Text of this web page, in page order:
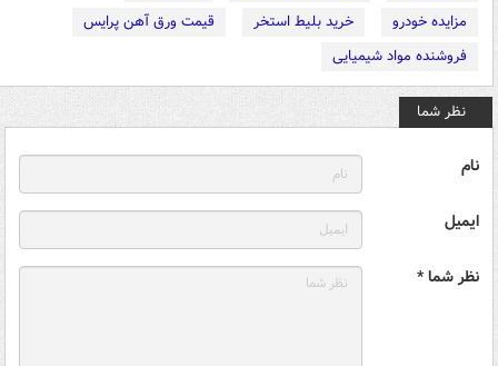
مزایده خودرو
خرید بلیط استخر
قیمت ورق آهن پرایس
فروشنده مواد شیمیایی
نظر شما
نام
ایمیل
نظر شما *